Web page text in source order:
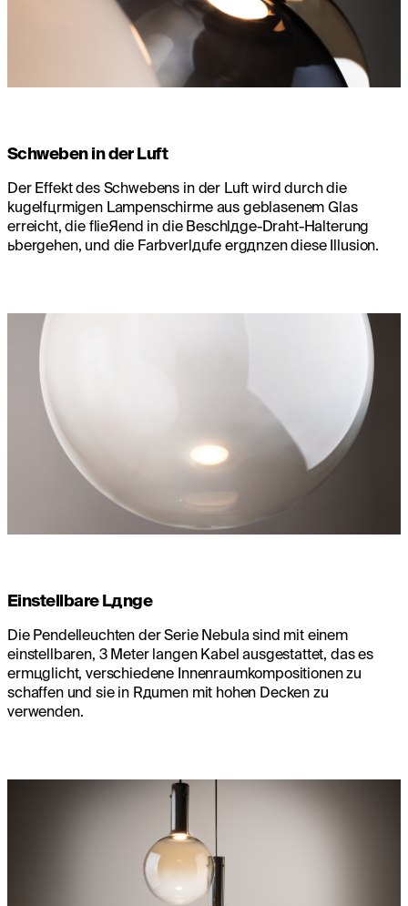
Schweben in der Luft
Der Effekt des Schwebens in der Luft wird durch die
kugelfцrmigen Lampenschirme aus geblasenem Glas
erreicht, die flieЯend in die Beschlдge-Draht-Halterung
ьbergehen, und die Farbverlдufe ergдnzen diese Illusion.
Einstellbare Lдnge
Die Pendelleuchten der Serie Nebula sind mit einem
einstellbaren, 3 Meter langen Kabel ausgestattet, das es
ermцglicht, verschiedene Innenraumkompositionen zu
schaffen und sie in Rдumen mit hohen Decken zu
verwenden.